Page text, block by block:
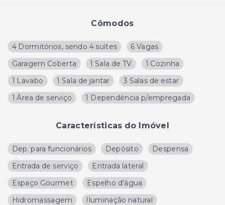
Cômodos
4 Dormitórios, sendo 4 suítes
6 Vagas
Garagem Coberta
1 Sala de TV
1 Cozinha
1 Lavabo
1 Sala de jantar
3 Salas de estar
1 Área de serviço
1 Dependência p/empregada
Características do Imóvel
Dep. para funcionários Depósito
Despensa
Entrada de serviço
Entrada lateral
Espaço Gourmet
Espelho d'água
Hidromassagem
Iluminação natural